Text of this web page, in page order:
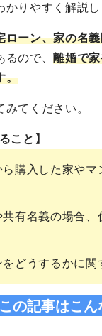
かりやすく解説し
ローン、家の名
るので、離婚で
。
てください。
こと】
購入した家や
有名義の場合
どうするかに
この記事はこん